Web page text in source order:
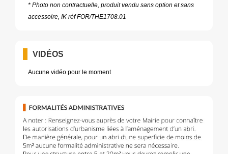
* Photo non contractuelle, produit vendu sans option et sans
accessoire, IK réf FOR/THE1708.01
VIDÉOS
Aucune vidéo pour le moment